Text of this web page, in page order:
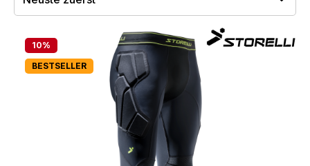
10%
BESTSELLER